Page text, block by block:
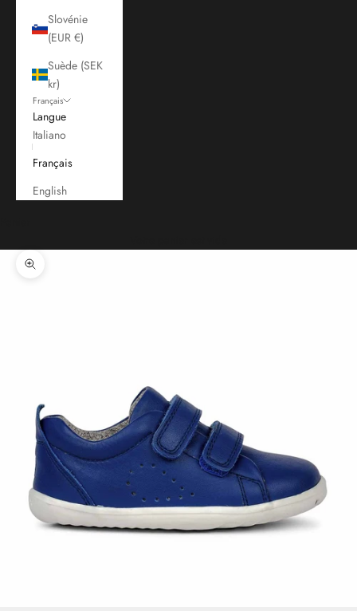
Slovénie
(EUR €)
Suède (SEK
kr)
Français
Langue
Italiano
Français
English
Zoomer sur l'image